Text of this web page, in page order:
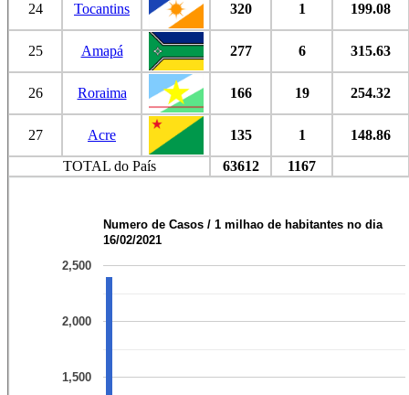
24 Tocantins 320 1 199.08
25 Amapá 277 6 315.63
26 Roraima 166 19 254.32
27 Acre 135 1
148.86
TOTAL do País
63612 1167
Numero de Casos / 1 milhao de habitantes no dia
16/02/2021
1,500
2,000
2,500